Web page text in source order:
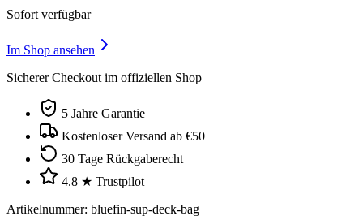
Sofort verfügbar
Im Shop ansehen
Sicherer Checkout im offiziellen Shop
5 Jahre Garantie
Kostenloser Versand ab €50
30 Tage Rückgaberecht
4.8 ★ Trustpilot
Artikelnummer: bluefin-sup-deck-bag